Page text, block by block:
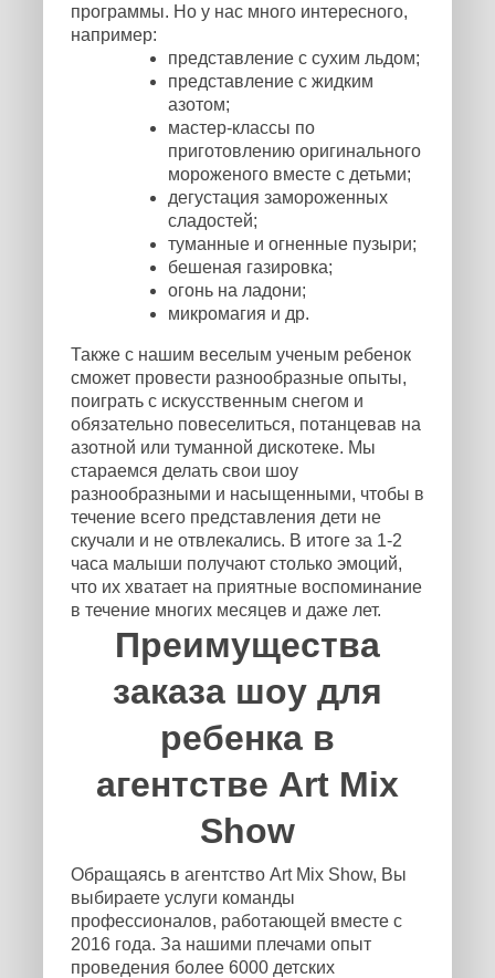
программы. Но у нас много интересного,
например:
представление с сухим льдом;
представление с жидким
азотом;
мастер-классы по
приготовлению оригинального
мороженого вместе с детьми;
дегустация замороженных
сладостей;
туманные и огненные пузыри;
бешеная газировка;
огонь на ладони;
микромагия и др.
Также с нашим веселым ученым ребенок
сможет провести разнообразные опыты,
поиграть с искусственным снегом и
обязательно повеселиться, потанцевав на
азотной или туманной дискотеке. Мы
стараемся делать свои шоу
разнообразными и насыщенными, чтобы в
течение всего представления дети не
скучали и не отвлекались. В итоге за 1-2
часа малыши получают столько эмоций,
что их хватает на приятные воспоминание
в течение многих месяцев и даже лет.
Преимущества
заказа шоу для
ребенка в
агентстве Art Mix
Show
Обращаясь в агентство Art Mix Show, Вы
выбираете услуги команды
профессионалов, работающей вместе с
2016 года. За нашими плечами опыт
проведения более 6000 детских